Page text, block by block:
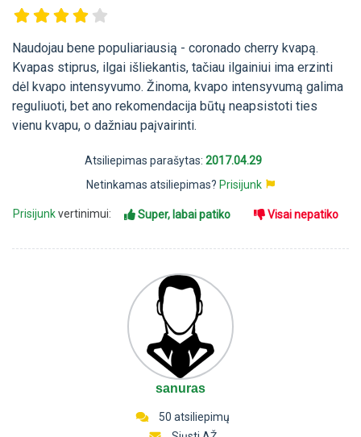
Naudojau bene populiariausią - coronado cherry kvapą.
Kvapas stiprus, ilgai išliekantis, tačiau ilgainiui ima erzinti
dėl kvapo intensyvumo. Žinoma, kvapo intensyvumą galima
reguliuoti, bet ano rekomendacija būtų neapsistoti ties
vienu kvapu, o dažniau paįvairinti.
Atsiliepimas parašytas: 2017.04.29
Netinkamas atsiliepimas? Prisijunk
Prisijunkvertinimui: Super, labai patiko Visai nepatiko
sanuras
50 atsiliepimų